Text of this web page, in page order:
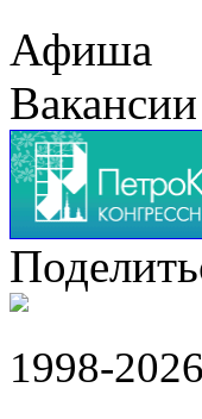
Афиша
Вакансии
1998-